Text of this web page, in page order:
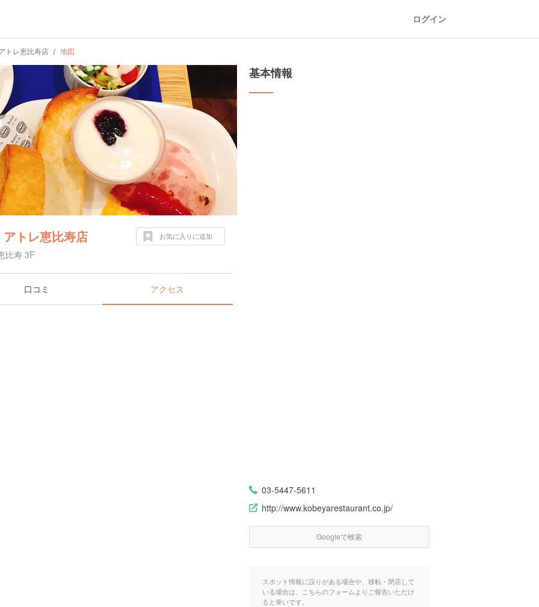
ログイン
トレ恵比寿店 地図
トレ恵比寿店
比寿 3F
お気に入りに追加
口コミ アクセス
基本情報
03-5447-5611
http://www.kobeyarestaurant.co.jp/
Googleで検索
スポット情報に誤りがある場合や、移転・閉店して
いる場合は、こちらのフォームよりご報告いただけ
ると幸いです。